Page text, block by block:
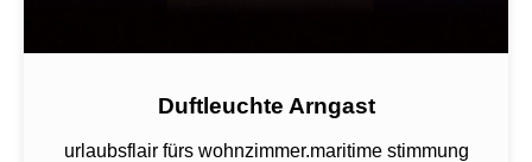
Duftleuchte Arngast
urlaubsflair fürs wohnzimmer.maritime stimmung